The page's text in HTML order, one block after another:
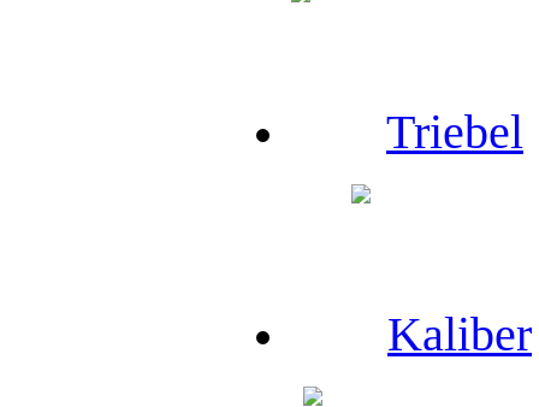
Triebel
Kaliber